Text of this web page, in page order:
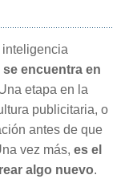
inteligencia
encuentra en
etapa en la
publicitaria, o
antes de que
vez más, es el
algo nuevo.